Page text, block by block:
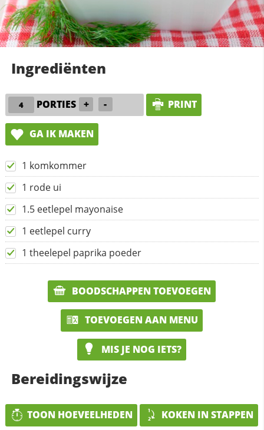
Ingrediënten
PORTIES + - PRINT
GA IK MAKEN
1 komkommer
1 rode ui
1.5 eetlepel mayonaise
1 eetlepel curry
1 theelepel paprika poeder
BOODSCHAPPEN TOEVOEGEN
TOEVOEGEN AAN MENU
MIS JE NOG IETS?
Bereidingswijze
TOON HOEVEELHEDEN KOKEN IN STAPPEN